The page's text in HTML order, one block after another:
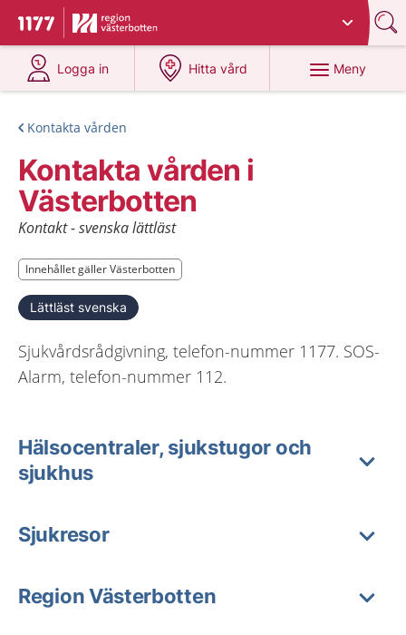
Till startsidan för 1177
Du har valt region
Logga in
på 1177.se
Hitta vård
på 1177.se
Meny
Kontakta vården
Kontakta vården i
Västerbotten
Kontakt - svenska lättläst
Innehållet gäller Västerbotten
Innehållet gäller Västerbotten
Lättläst svenska
Sjukvårdsrådgivning, telefon-nummer 1177. SOS-
Alarm, telefon-nummer 112.
Hälsocentraler, sjukstugor och
sjukhus
Sjukresor
Region Västerbotten